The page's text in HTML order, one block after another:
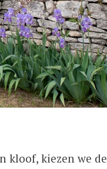
kloof, kiezen we de